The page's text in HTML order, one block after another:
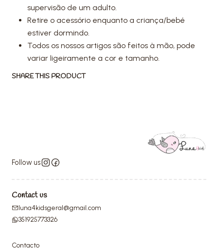
supervisão de um adulto.
Retire o acessório enquanto a criança/bebé
estiver dormindo.
Todos os nossos artigos são feitos à mão, pode
variar ligeiramente a cor e tamanho.
SHARE THIS PRODUCT
Follow us
Contact us
luna4kidsgeral@gmail.com
351925773326
Contacto